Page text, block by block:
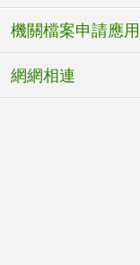
機關檔案申請應用
網網相連